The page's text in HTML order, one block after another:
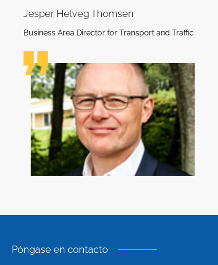
Jesper Helveg Thomsen
Business Area Director for Transport and Traffic
Póngase en contacto